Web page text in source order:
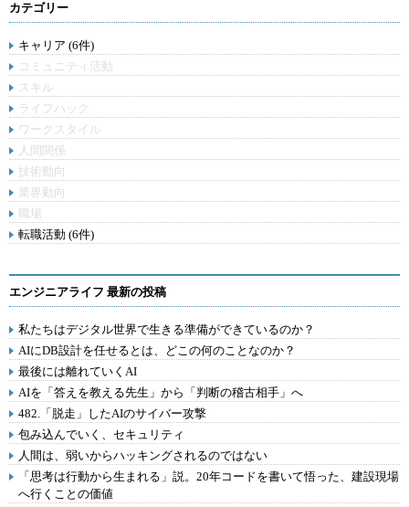
カテゴリー
キャリア (6件)
コミュニティ活動
スキル
ライフハック
ワークスタイル
人間関係
技術動向
業界動向
職場
転職活動 (6件)
エンジニアライフ 最新の投稿
私たちはデジタル世界で生きる準備ができているのか？
AIにDB設計を任せるとは、どこの何のことなのか？
最後には離れていくAI
AIを「答えを教える先生」から「判断の稽古相手」へ
482.「脱走」したAIのサイバー攻撃
包み込んでいく、セキュリティ
人間は、弱いからハッキングされるのではない
「思考は行動から生まれる」説。20年コードを書いて悟った、建設現場
へ行くことの価値